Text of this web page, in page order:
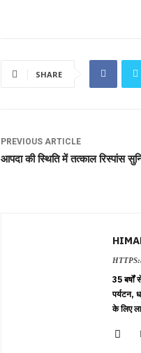
SHARE
PREVIOUS ARTICLE
आपदा की स्थिति में तत्काल रिस्पांस
35 बर्षों
पर्यटन,
के लिए